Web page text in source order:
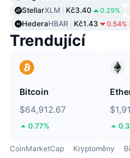
StellarXLM Kč3.40 0.29%
HederaHBAR Kč1.43 0.54%
Trendující
Bitcoin
$64,912.67
0.77%
CoinMarketCap Kryptoměny